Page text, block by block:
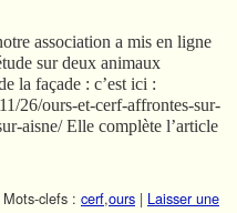
association a mis en ligne
sur deux animaux
la façade : c’est ici :
26/ours-et-cerf-affrontes-sur-
aisne/ Elle complète l’article
Mots-clefs : cerf,ours | Laisser une